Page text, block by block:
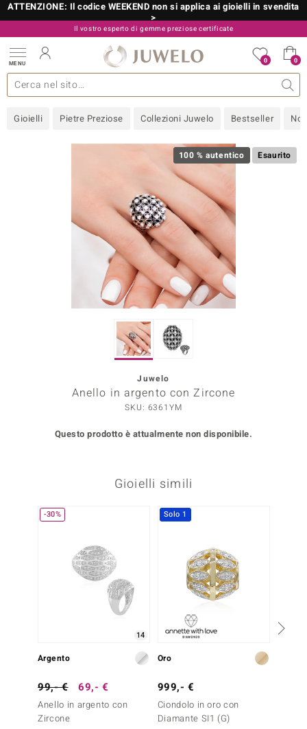
ATTENZIONE: Il codice WEEKEND non si applica ai gioielli in svendita
>
Il vostro esperto di gemme preziose certificate
800 986 787
MENU 0 0
Gioielli Pietre Preziose Collezioni Juwelo Bestseller
gioielli Design Metallo prezioso Misure anelli
più importanti Pietre preziose per colore Pietre preziose
SELECTION
Collection
Informazioni generali Approfondimenti Consigli
Acquistare in diretta Juwelo
100 % autentico Esaurito
Juwelo
Anello in argento con Zircone
SKU: 6361YM
Questo prodotto è attualmente non disponibile.
Gioielli simili
-30%
14
Argento
99,- € 69,- €
Anello in argento con
Zircone
Solo 1
Oro
999,- €
Ciondolo in oro con
Diamante SI1 (G)